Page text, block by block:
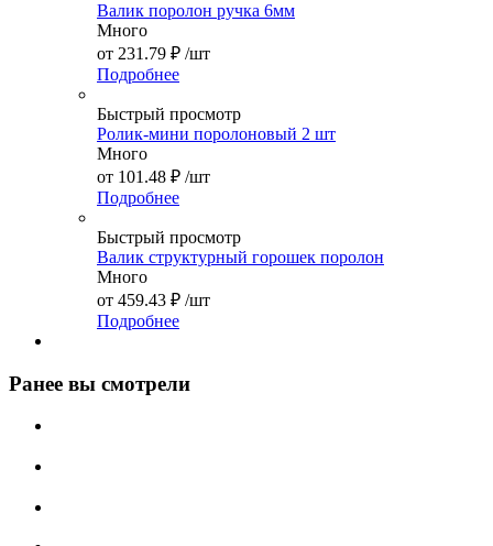
Валик поролон ручка 6мм
Много
от 231.79 ₽ /шт
Подробнее
Быстрый просмотр
Ролик-мини поролоновый 2 шт
Много
от 101.48 ₽ /шт
Подробнее
Быстрый просмотр
Валик структурный горошек поролон
Много
от 459.43 ₽ /шт
Подробнее
Ранее вы смотрели